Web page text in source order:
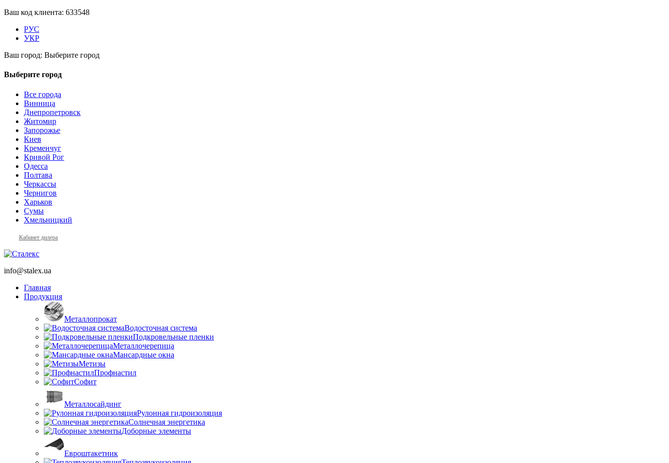
Ваш код клиента: 633548
РУС
УКР
Ваш город: Выберите город
Выберите город
Все города
Винница
Днепропетровск
Житомир
Запорожье
Киев
Кременчуг
Кривой Рог
Одесса
Полтава
Черкассы
Чернигов
Харьков
Сумы
Хмельницкий
Кабинет дилера
info@stalex.ua
Главная
Продукция
Металлопрокат
Водосточная система
Подкровельные пленки
Металлочерепица
Мансардные окна
Метизы
Профнастил
Софит
Металлосайдинг
Рулонная гидроизоляция
Солнечная энергетика
Доборные элементы
Евроштакетник